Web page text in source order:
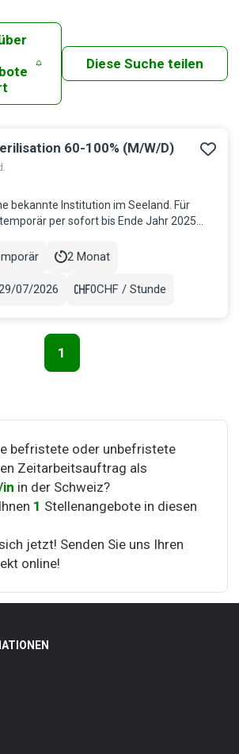
Diese Suche teilen
60-100% (M/W/D)
bekannte Institution im Seeland. Für
per sofort bis Ende Jahr 2025
Dauer
2 Monat
07/2026
Gehalt
0CHF / Stunde
1
befristete oder unbefristete
Zeitarbeitsauftrag als
in der Schweiz?
1 Stellenangebote in diesen
jetzt! Senden Sie uns Ihren
online!